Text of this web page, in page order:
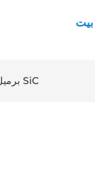
بيت
برميل المفاعل الفوقي المطلي بـ SiC